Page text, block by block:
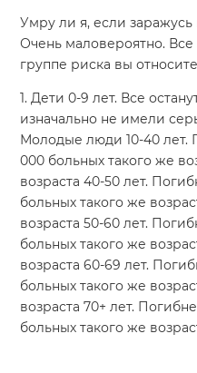
Умру ли я, если
Очень маловероятно. Все
группе риска вы
1. Дети 0-9 лет. Все
изначально не имели
Молодые люди 10-40 лет.
000 больных такого же
возраста 40-50 лет.
больных такого же
возраста 50-60 лет.
больных такого же
возраста 60-69 лет.
больных такого же
возраста 70+ лет.
больных такого же